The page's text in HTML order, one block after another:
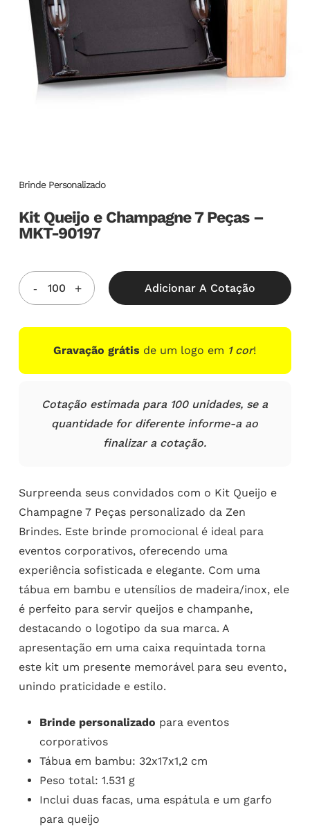
Brinde Personalizado
Kit Queijo e Champagne 7 Peças –
MKT-90197
Adicionar A Cotação
Gravação grátis de um logo em 1 cor!
Cotação estimada para 100 unidades, se a
quantidade for diferente informe-a ao
finalizar a cotação.
Surpreenda seus convidados com o Kit Queijo e
Champagne 7 Peças personalizado da Zen
Brindes. Este brinde promocional é ideal para
eventos corporativos, oferecendo uma
experiência sofisticada e elegante. Com uma
tábua em bambu e utensílios de madeira/inox, ele
é perfeito para servir queijos e champanhe,
destacando o logotipo da sua marca. A
apresentação em uma caixa requintada torna
este kit um presente memorável para seu evento,
unindo praticidade e estilo.
Brinde personalizado para eventos
corporativos
Tábua em bambu: 32x17x1,2 cm
Peso total: 1.531 g
Inclui duas facas, uma espátula e um garfo
para queijo